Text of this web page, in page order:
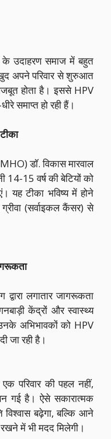
के उदाहरण समाज में बहुत
खुद अपने परिवार से शुरुआत
होता है। इससे HPV
समाप्त हो रही हैं।
डॉ. विकास मारवाल
15 वर्ष की बेटियों को
यह टीका भविष्य में होने
ग्रीवा (सर्वाइकल कैंसर) से
लगातार जागरूकता
केंद्रों और स्वास्थ्य
अभिभावकों को HPV
जा रही है।
परिवार की पहल नहीं,
गई है। ऐसे सकारात्मक
बढ़ेगा, बल्कि आने
रखने में भी मदद मिलेगी।